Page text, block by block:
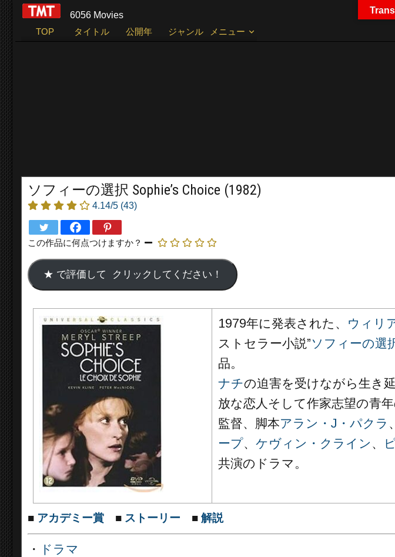
6056 Movies
TOP
タイトル 公開年 ジャンル メニュー
ソフィーの選択 Sophie’s Choice (1982)
4.14/5 (43)
この作品に何点つけますか？
1979年に発表された、 ウィリ
ストセラー小説”ソフィーの選
品。
ナチの迫害を受けながら生き
放な恋人そして作家志望の青年
監督、脚本アラン・J・パクラ
ープ、 ケヴィン・クライン 、
共演のドラマ。
■ アカデミー賞 ■ ストーリー ■ 解説
・ ドラマ